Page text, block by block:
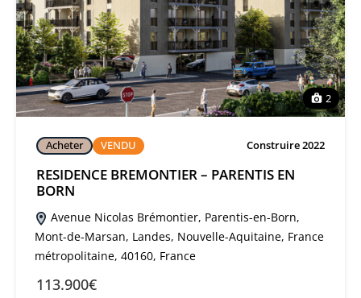
2
Acheter VENDU Construire 2022
RESIDENCE BREMONTIER – PARENTIS EN
BORN
Avenue Nicolas Brémontier, Parentis-en-Born,
Mont-de-Marsan, Landes, Nouvelle-Aquitaine, France
métropolitaine, 40160, France
113.900€